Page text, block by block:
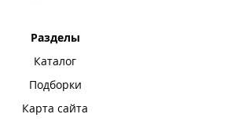
Разделы
Каталог
Подборки
Карта сайта